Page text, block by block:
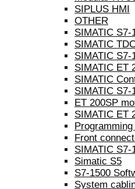
SIPLUS HMI
OTHER
SIMATIC S7-
SIMATIC
SIMATIC S7-
SIMATIC ET
SIMATIC
SIMATIC S7-
ET 200SP
SIMATIC ET
Front
SIMATIC S7-
Simatic S5
S7-1500
System